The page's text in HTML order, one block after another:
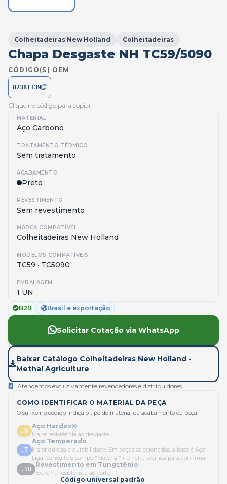
Colheitadeiras New Holland Colheitadeiras
Chapa Desgaste NH TC59/5090
CÓDIGO(S) OEM
87381139
Clique no código para copiar
MATERIAL
Aço Carbono
TRATAMENTO TÉRMICO
Sem tratamento
ACABAMENTO
Preto
REVESTIMENTO
Sem revestimento
MARCA COMPATÍVEL
Colheitadeiras New Holland
MODELOS COMPATÍVEIS
TC59 · TC5090
EMBALAGEM
1 UN
B2B Brasil e exportação
Solicitar Cotação via WhatsApp
Baixar Catálogo Colheitadeiras New Holland -
Methal Agriculture
Atendemos exclusivamente revendedores e distribuidores.
COMO IDENTIFICAR O MATERIAL DA PEÇA
O sufixo no código indica o tipo de material ou acabamento da peça:
.H
Aço Hardox®
Maior resistência ao desgaste
.T
Aço Temperado
Maior dureza e durabilidade. Em peças selecionadas, a base é Aço
Liga. Consulte o campo "Material" na ficha técnica para confirmar.
.TU
Revestimento em Tungstênio
Extrema resistência ao corte
Código universal padrão